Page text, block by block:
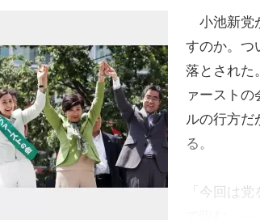
小池新党
すのか。つ
落とされた
ァーストの
ルの行方だ
る。
「今回は